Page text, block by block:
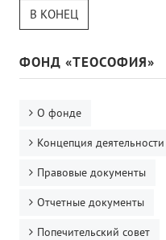
В КОНЕЦ
ФОНД «ТЕОСОФИЯ»
О фонде
Концепция деятельности
Правовые документы
Отчетные документы
Попечительский совет